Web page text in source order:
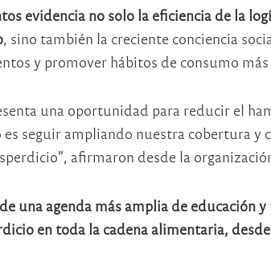
evidencia no solo la eficiencia de la
, sino también la creciente conciencia
y promover hábitos de consumo
una oportunidad para reducir el
seguir ampliando nuestra cobertura y
afirmaron desde la
una agenda más amplia de educación
en toda la cadena alimentaria,